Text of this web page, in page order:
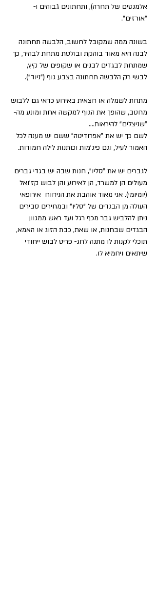
אלמנטים של תחרה), ותחתונים גבוהים ו-
"אורזים".
בשונה ממה שמקובל לחשוב, הלבשה תחתונה
לבנה היא מאוד בוהקת ובולטת מתחת לבהיר, כך
שמתחת לבגדים לבנים או שקופים של קיץ,
לבשי רק הלבשה תחתונה בצבע גוף ("ניוד").
מתחת לשמלה או חצאית באירוע כדאי גם ללבוש
מחטב, שהופך את הגוף למקשה אחת ומונע מה-
"שניצלים" להיראות....
לשם כך יש את "אפרודיטה" ששם יש מענה לכל
האמור לעיל, וגם פיג'מות וכותנות לילה חמודות.
לגברים יש את "סליו", חנות שבה יש בגדי גברים
מעולים הן למשרד, הן לאירוע והן לבוש קז'ואל
(יומיומי). אני מאוד אוהבת את הניחוח  אירופאי
העולה מן הבגדים של "סליו" ובמחירים סבירים
ניתן להלביש גבר מכף רגל ועד ראש ממגוון
הבגדים שבחנות, או שאת, כבת הזוג או האמא,
תוכלי לקנות לו מתנה לחג- פריט לבוש ייחודי
שיתאים ויחמיא לו.